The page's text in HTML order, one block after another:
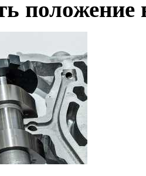
положение